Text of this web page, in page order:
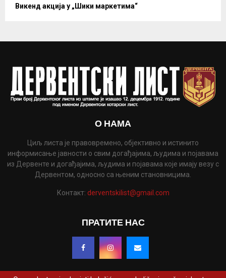
Викенд акција у „Шики маркетима“
О НАМА
Циљ листа је правовремено, објективно и истинито
информисање јавности о свим догађајима, људима и појавама
из Дервенте и догађајима, људима и појавама које имају везу с
Дервентом, односно са њеним становницима.
Контакт: derventskilist@gmail.com
ПРАТИТЕ НАС